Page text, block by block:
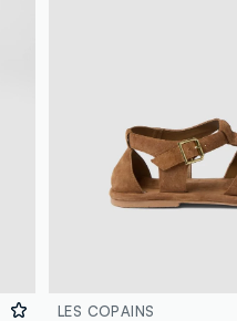
LES COPAINS